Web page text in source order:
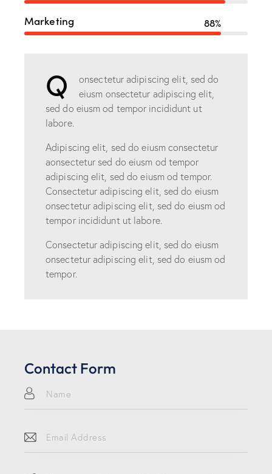
Marketing 88%
Q
onsectetur adipiscing elit, sed do
eiusm onsectetur adipiscing elit,
sed do eiusm od tempor incididunt ut
labore.
Adipiscing elit, sed do eiusm consectetur
aonsectetur sed do eiusm od tempor
adipiscing elit, sed do eiusm od tempor.
Consectetur adipiscing elit, sed do eiusm
onsectetur adipiscing elit, sed do eiusm od
tempor incididunt ut labore.
Consectetur adipiscing elit, sed do eiusm
onsectetur adipiscing elit, sed do eiusm od
tempor.
Contact Form